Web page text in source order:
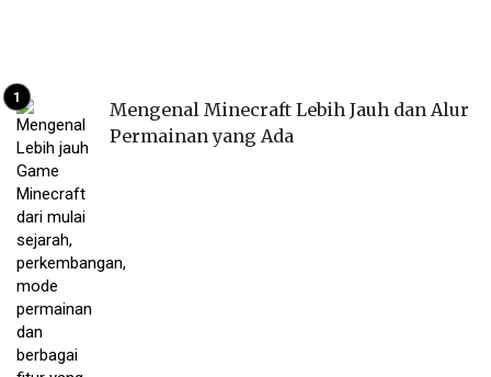
Mengenal Minecraft Lebih Jauh dan Alur
Permainan yang Ada